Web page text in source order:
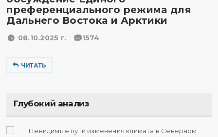
преференциального режима для
Дальнего Востока и Арктики
08.10.2025 г. 1574
ЧИТАТЬ
Глубокий анализ